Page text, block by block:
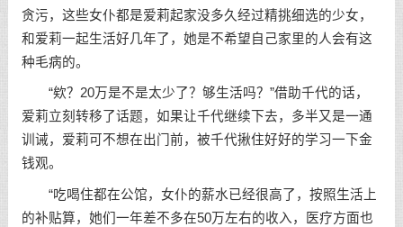
贪污，这些女仆都是爱莉起家没多久经过精挑细选的少女，
和爱莉一起生活好几年了，她是不希望自己家里的人会有这
种毛病的。
“欸？20万是不是太少了？够生活吗？”借助千代的话，
爱莉立刻转移了话题，如果让千代继续下去，多半又是一通
训诫，爱莉可不想在出门前，被千代揪住好好的学习一下金
钱观。
“吃喝住都在公馆，女仆的薪水已经很高了，按照生活上
的补贴算，她们一年差不多在50万左右的收入，医疗方面也